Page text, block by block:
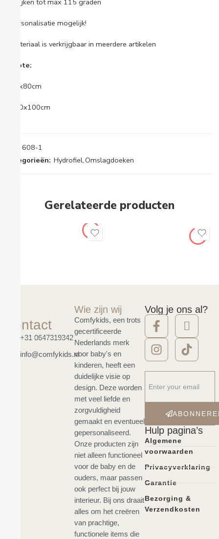
• Strijken tot max 115 graden
• Personalisatie mogelijk!
• Materiaal is verkrijgbaar in meerdere artikelen
Groote:
• 80x80cm
• 100x100cm
608-1
Categorieën: Hydrofiel,Omslagdoeken
Gerelateerde producten
Contact
+31 0647319342
info@comfykids.nl
Wie zijn wij
Comfykids, een trots
gecertificeerde
Nederlands merk
voor baby's en
kinderen, heeft een
duidelijke visie op
design. Deze worden
met veel liefde en
zorgvuldigheid
gemaakt en eventueel
gepersonaliseerd.
Onze producten zijn
niet alleen functioneel
voor de baby en de
ouders, maar passen
ook perfect bij jouw
interieur. Bij ons draait
alles om het creëren
van prachtige,
functionele items die
Volg je ons al?
Hulp pagina’s
Algemene
voorwaarden
Privacyverklaring
Garantie
Bezorging &
Verzendkosten